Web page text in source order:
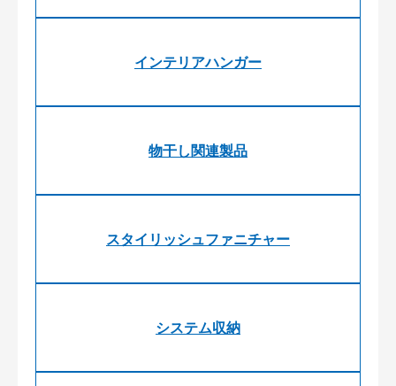
インテリアハンガー
物干し関連製品
スタイリッシュファニチャー
システム収納